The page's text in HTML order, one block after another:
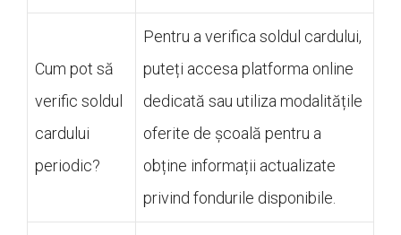
Cum pot să
verific soldul
cardului
periodic?
Pentru a verifica soldul cardului,
puteți accesa platforma online
dedicată sau utiliza modalitățile
oferite de școală pentru a
obține informații actualizate
privind fondurile disponibile.